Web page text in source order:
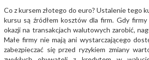
Co z kursem złotego do euro? Ustalenie tego
kursu są źródłem kosztów dla firm. Gdy
okazji na transakcjach walutowych zarobić,
Małe firmy nie mają ani wystarczającego
zabezpieczać się przed ryzykiem zmiany